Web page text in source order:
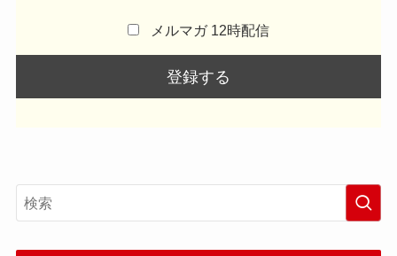
メルマガ 12時配信